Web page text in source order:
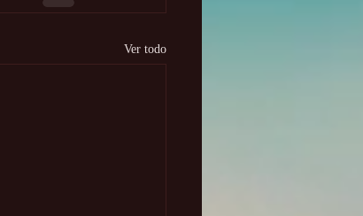
Ver todo